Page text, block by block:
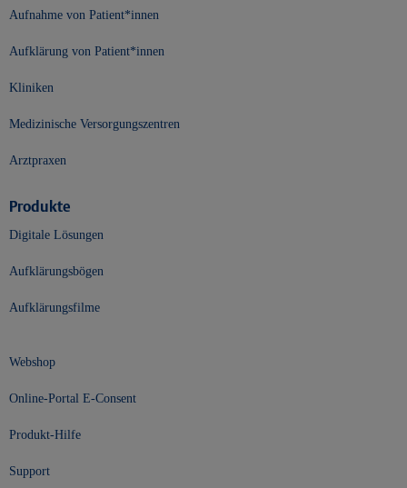
Aufnahme von Patient*innen
Aufklärung von Patient*innen
Kliniken
Medizinische Versorgungszentren
Arztpraxen
Produkte
Digitale Lösungen
Aufklärungsbögen
Aufklärungsfilme
Webshop
Online-Portal E-Consent
Produkt-Hilfe
Support